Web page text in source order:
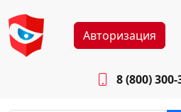
Авторизация
8 (800) 300-